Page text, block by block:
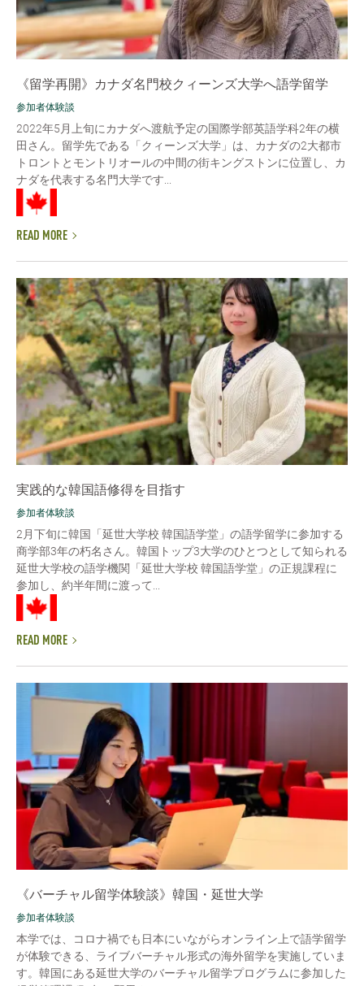
《留学再開》カナダ名門校クィーンズ大学へ語学留学
参加者体験談
2022年5月上旬にカナダへ渡航予定の国際学部英語学科2年の横
田さん。留学先である「クィーンズ大学」は、カナダの2大都市
トロントとモントリオールの中間の街キングストンに位置し、カ
ナダを代表する名門大学です...
READ MORE
実践的な韓国語修得を目指す
参加者体験談
2月下旬に韓国「延世大学校 韓国語学堂」の語学留学に参加する
商学部3年の朽名さん。韓国トップ3大学のひとつとして知られる
延世大学校の語学機関「延世大学校 韓国語学堂」の正規課程に
参加し、約半年間に渡って...
READ MORE
《バーチャル留学体験談》韓国・延世大学
参加者体験談
本学では、コロナ禍でも日本にいながらオンライン上で語学留学
が体験できる、ライブバーチャル形式の海外留学を実施していま
す。韓国にある延世大学のバーチャル留学プログラムに参加した